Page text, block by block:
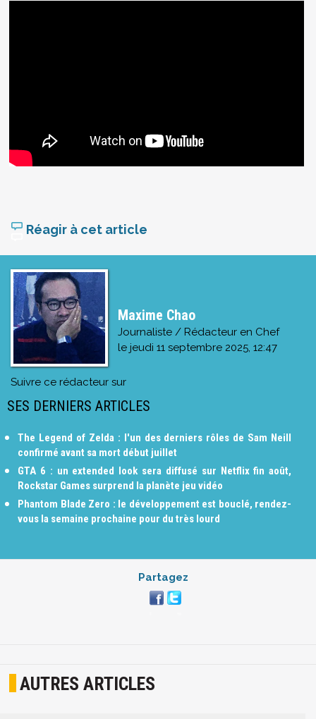
Réagir à cet article
Maxime Chao
Journaliste / Rédacteur en Chef
le jeudi 11 septembre 2025, 12:47
Suivre ce rédacteur sur
SES DERNIERS ARTICLES
The Legend of Zelda : l'un des derniers rôles de Sam Neill
confirmé avant sa mort début juillet
GTA 6 : un extended look sera diffusé sur Netflix fin août,
Rockstar Games surprend la planète jeu vidéo
Phantom Blade Zero : le développement est bouclé, rendez-
vous la semaine prochaine pour du très lourd
Partagez
AUTRES ARTICLES